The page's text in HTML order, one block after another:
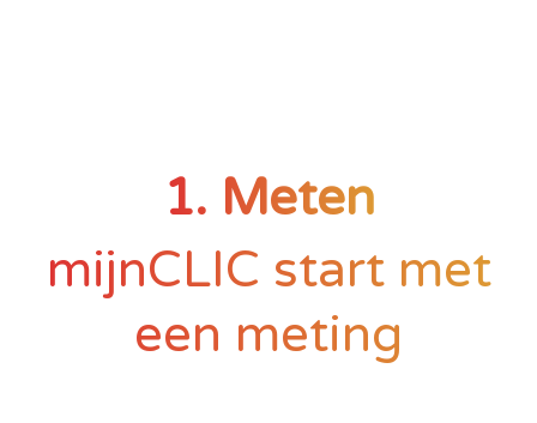
1. Meten
mijnCLIC start met
een meting